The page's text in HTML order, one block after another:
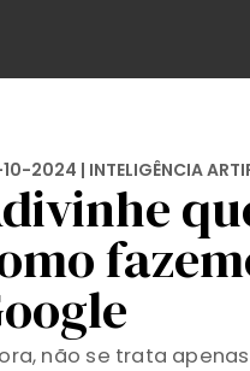
2024 | INTELIGÊNCIA
não se trata